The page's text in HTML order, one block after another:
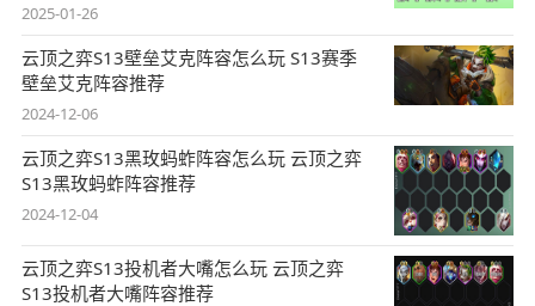
2025-01-26
云顶之弈S13壁垒艾克阵容怎么玩 S13赛季
壁垒艾克阵容推荐
2024-12-06
云顶之弈S13黑玫蚂蚱阵容怎么玩 云顶之弈
S13黑玫蚂蚱阵容推荐
2024-12-04
云顶之弈S13投机者大嘴怎么玩 云顶之弈
S13投机者大嘴阵容推荐